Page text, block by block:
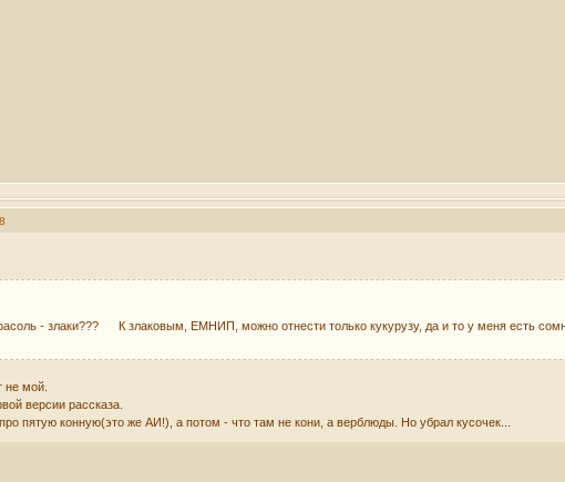
- злаки??? К злаковым, ЕМНИП, можно отнести только кукурузу, да и то у меня есть
не мой.
версии рассказа.
пятую конную(это же АИ!), а потом - что там не кони, а верблюды. Но убрал кусочек...